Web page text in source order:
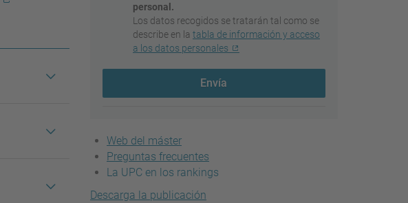
personal.
Los datos recogidos se tratarán tal como se
describe en la tabla de información y acceso
a los datos personales
Envía
Web del máster
Preguntas frecuentes
La UPC en los rankings
Descarga la publicación